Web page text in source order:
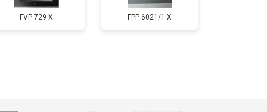
FVP 729 X FPP 6021/1 X